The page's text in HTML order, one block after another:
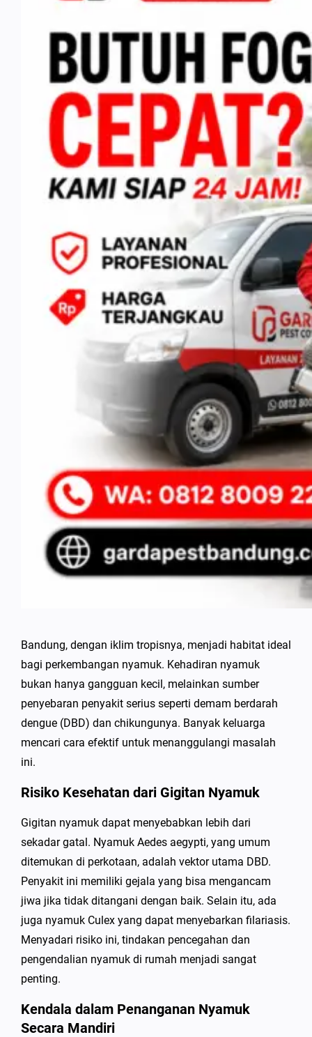
Bandung, dengan iklim tropisnya, menjadi habitat ideal
bagi perkembangan nyamuk. Kehadiran nyamuk
bukan hanya gangguan kecil, melainkan sumber
penyebaran penyakit serius seperti demam berdarah
dengue (DBD) dan chikungunya. Banyak keluarga
mencari cara efektif untuk menanggulangi masalah
ini.
Risiko Kesehatan dari Gigitan Nyamuk
Gigitan nyamuk dapat menyebabkan lebih dari
sekadar gatal. Nyamuk Aedes aegypti, yang umum
ditemukan di perkotaan, adalah vektor utama DBD.
Penyakit ini memiliki gejala yang bisa mengancam
jiwa jika tidak ditangani dengan baik. Selain itu, ada
juga nyamuk Culex yang dapat menyebarkan filariasis.
Menyadari risiko ini, tindakan pencegahan dan
pengendalian nyamuk di rumah menjadi sangat
penting.
Kendala dalam Penanganan Nyamuk
Secara Mandiri